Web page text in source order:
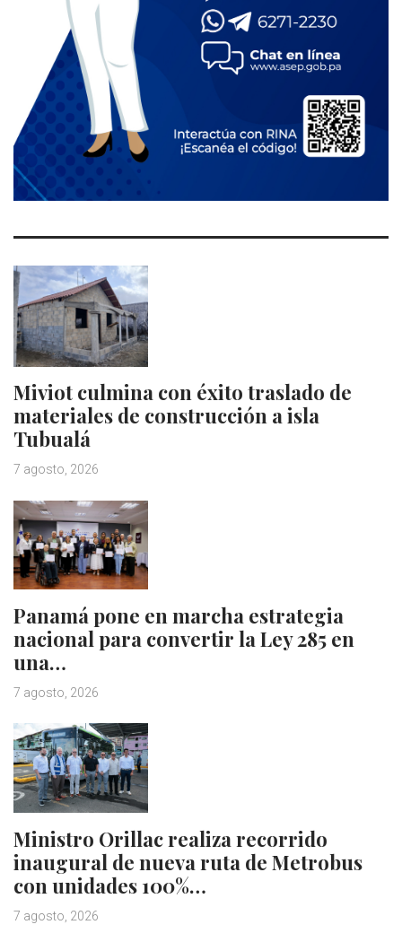
Miviot culmina con éxito traslado de
materiales de construcción a isla
Tubualá
7 agosto, 2026
Panamá pone en marcha estrategia
nacional para convertir la Ley 285 en
una…
7 agosto, 2026
Ministro Orillac realiza recorrido
inaugural de nueva ruta de Metrobus
con unidades 100%…
7 agosto, 2026